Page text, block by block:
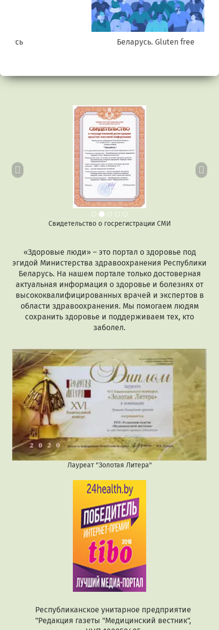
Беларусь. Gluten free
Свидетельство о госрегистрации СМИ
Предыдущий
«Здоровые люди» – это портал о здоровье под
эгидой Министерства здравоохранения Республики
Беларусь. На нашем портале только достоверная
актуальная информация о здоровье и болезнях от
высококвалифицированных врачей и экспертов в
области здравоохранения. Мы помогаем людям
сохранить здоровье и поддерживаем тех, кто
заболел.
Лауреат "Золотая Литера"
Республиканское унитарное предприятие
"Редакция газеты "Медицинский вестник",